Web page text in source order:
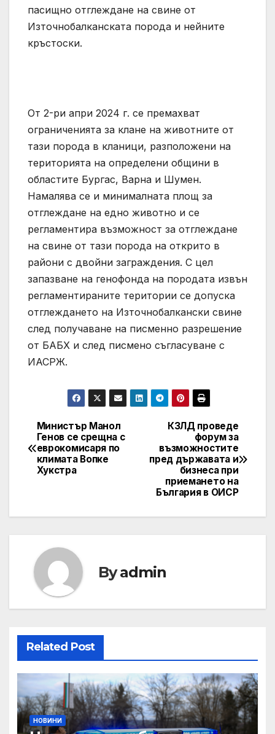
пасищно отглеждане на свине от
Източнобалканската порода и нейните
кръстоски.
От 2-ри апри 2024 г. се премахват
ограниченията за клане на животните от
тази порода в кланици, разположени на
територията на определени общини в
областите Бургас, Варна и Шумен.
Намалява се и минималната площ за
отглеждане на едно животно и се
регламентира възможност за отглеждане
на свине от тази порода на открито в
райони с двойни заграждения. С цел
запазване на генофонда на породата извън
регламентираните територии се допуска
отглеждането на Източнобалкански свине
след получаване на писменно разрешение
от БАБХ и след писмено съгласуване с
ИАСРЖ.
Post
navigation
КЗЛД проведе
форум за
възможностите
пред държавата и
бизнеса при
приемането на
България в ОИСР
Министър Манол
Генов се срещна с
еврокомисаря по
климата Вопке
Хукстра
Byadmin
Related Post
НОВИНИ